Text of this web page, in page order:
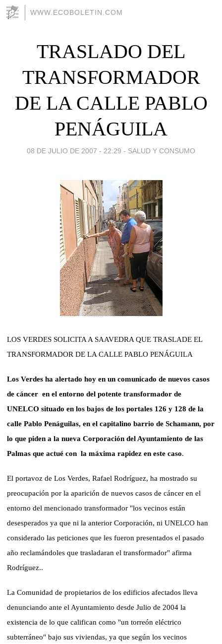
WWW.ECOBOLETIN.COM
TRASLADO DEL
TRANSFORMADOR
DE LA CALLE PABLO
PENÁGUILA
08 DE JULIO DE 2007 - 22:29 - SALUD Y CONSUMO
LOS VERDES SOLICITA A SAAVEDRA QUE TRASLADE EL
TRANSFORMADOR DE LA CALLE PABLO PENÁGUILA
Los Verdes ha alertado hoy en un comunicado de nuevos casos
de cáncer en el entorno del potente transformador de
UNELCO situado en los bajos de los portales 126 y 128 de la
calle Pablo Penáguilas, en el capitalino barrio de Schamann, por
lo que piden a la nueva Corporación del Ayuntamiento de las
Palmas que actué con la máxima rapidez en este caso.
El portavoz de Los Verdes, Rafael Rodríguez, ha mostrado su
preocupación por la aparición de nuevos casos de cáncer en el
entorno del mencionado transformador "los vecinos están
desesperados ya que ni la anterior Corporación, ni UNELCO han
considerado las peticiones que les fueron presentados el pasado
año reclamándoles que trasladaran el transformador" afirma
Rodríguez..
La Comunidad de propietarios de los edificios afectados lleva
denunciando ante el Ayuntamiento desde Julio de 2004 la
existencia de lo que califican como "un torreón eléctrico
subterráneo" bajo sus viviendas, ya que según los vecinos